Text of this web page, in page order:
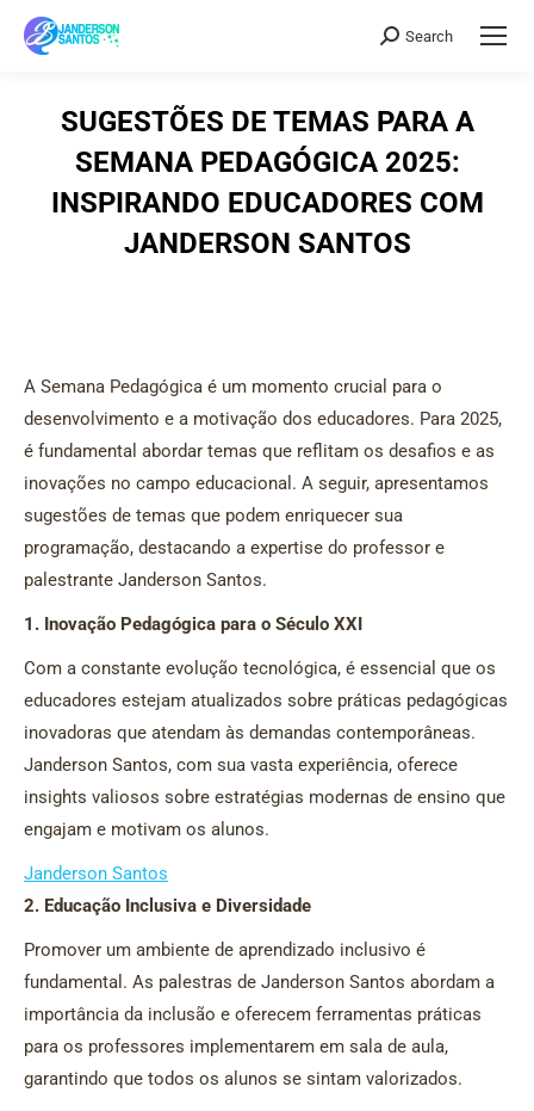
Search:
Search
SUGESTÕES DE TEMAS PARA A
SEMANA PEDAGÓGICA 2025:
INSPIRANDO EDUCADORES COM
JANDERSON SANTOS
A Semana Pedagógica é um momento crucial para o
desenvolvimento e a motivação dos educadores. Para 2025,
é fundamental abordar temas que reflitam os desafios e as
inovações no campo educacional. A seguir, apresentamos
sugestões de temas que podem enriquecer sua
programação, destacando a expertise do professor e
palestrante Janderson Santos.
1. Inovação Pedagógica para o Século XXI
Com a constante evolução tecnológica, é essencial que os
educadores estejam atualizados sobre práticas pedagógicas
inovadoras que atendam às demandas contemporâneas.
Janderson Santos, com sua vasta experiência, oferece
insights valiosos sobre estratégias modernas de ensino que
engajam e motivam os alunos.
Janderson Santos
2. Educação Inclusiva e Diversidade
Promover um ambiente de aprendizado inclusivo é
fundamental. As palestras de Janderson Santos abordam a
importância da inclusão e oferecem ferramentas práticas
para os professores implementarem em sala de aula,
garantindo que todos os alunos se sintam valorizados.